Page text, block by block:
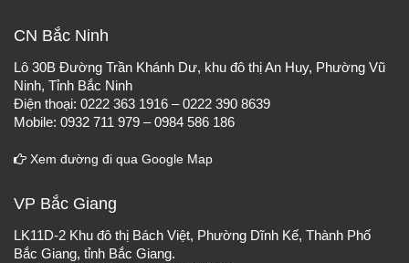
CN Bắc Ninh
Lô 30B Đường Trần Khánh Dư, khu đô thị An Huy, Phường Vũ
Ninh, Tỉnh Bắc Ninh
Điện thoại: 0222 363 1916 – 0222 390 8639
Mobile: 0932 711 979 – 0984 586 186
Xem đường đi qua Google Map
VP Bắc Giang
LK11D-2 Khu đô thị Bách Việt, Phường Dĩnh Kế, Thành Phố
Bắc Giang, tỉnh Bắc Giang.